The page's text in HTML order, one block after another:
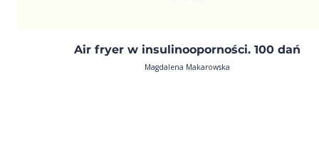
Air fryer w insulinooporności. 100 dań
Magdalena Makarowska